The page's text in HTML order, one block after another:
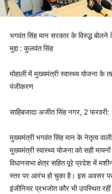
भगवंत सिंह मान सरकार के विरुद्ध बोलने
मुद्दा : कुलवंत सिंह
मोहाली में मुख्यमंत्री स्वास्थ्य योजना
पंजीकरण
साहिबजादा अजीत सिंह नगर, 2 फरवरी:
मुख्यमंत्री भगवंत सिंह मान के नेतृत्व
मुख्यमंत्री स्वास्थ्य योजना को सही
विधानसभा क्षेत्र सहित पूरे प्रदेश में
स्तर पर आरंभ हो चुका है। इस अवसर पर
इंजीनियर प्रभजोत कौर भी उपस्थित